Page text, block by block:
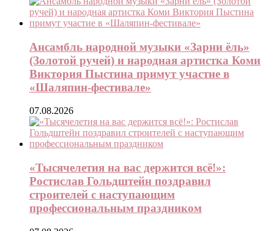
Ансамбль народной музыки «Зарни ёль»
(Золотой ручей) и народная артистка Коми
Виктория Пыстина примут участие в
«Шаляпин-фестивале»
07.08.2026
«Тысячелетия на вас держится всё!»:
Ростислав Гольдштейн поздравил
строителей с наступающим
профессиональным праздником